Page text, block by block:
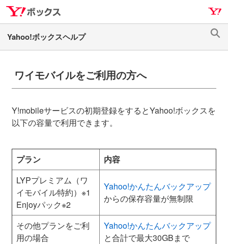
ナ
ビ
ゲ
ー
ス
キ
プ
メ
イ
ン
コ
へ
ス
ッ
ワイモバイルをご利用の方へ
Y!mobileサービスの初期登録をするとYahoo!ボックスを
以下の容量で利用できます。
プラン
内容
LYPプレミアム（ワ
イモバイル特約）※1
Enjoyパック※2
Yahoo!かんたんバックアップ
からの保存容量が無制限
その他プランをご利
用の場合
Yahoo!かんたんバックアップ
と合計で最大30GBまで